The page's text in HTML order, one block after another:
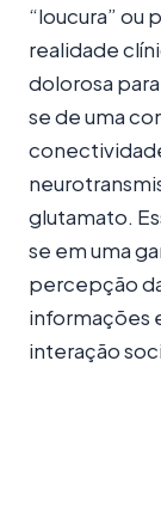
“loucura” ou
realidade
dolorosa
se de uma
glutamato.
se em uma
percepção
informações
interação